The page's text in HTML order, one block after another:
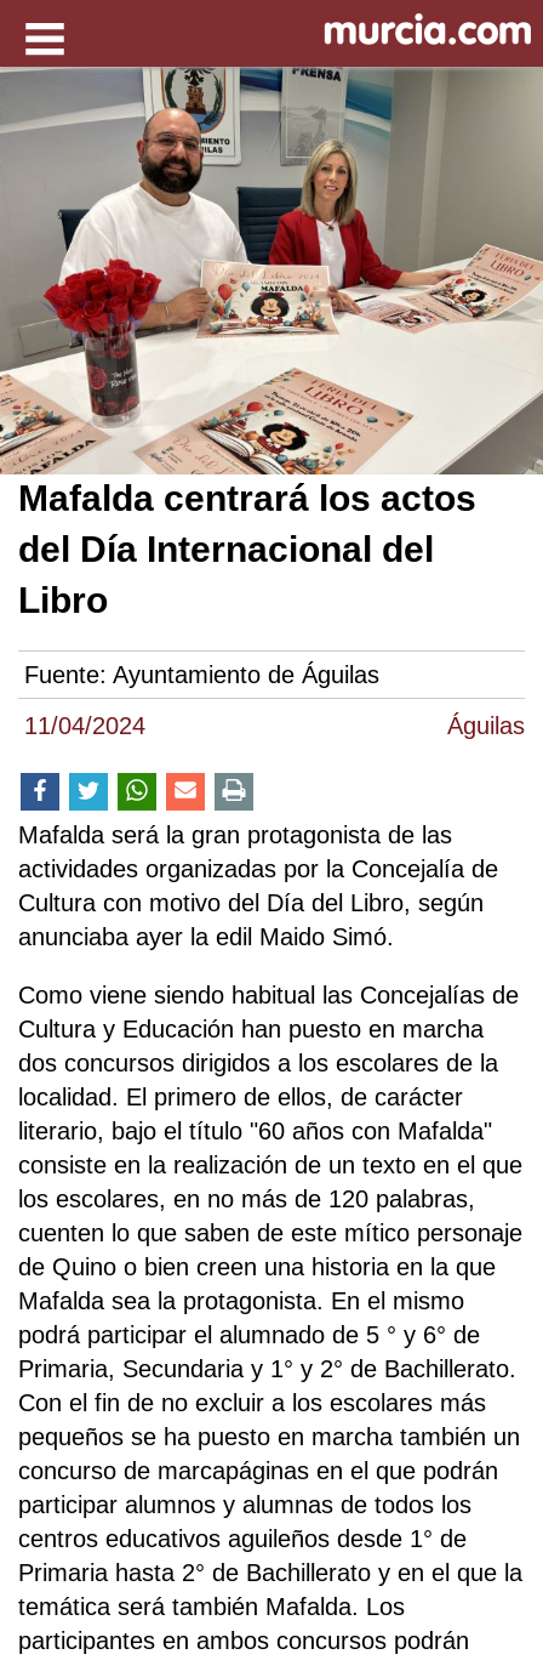
11/04/2024 Águilas
Mafalda centrará los actos
del Día Internacional del
Libro
Fuente: Ayuntamiento de Águilas
Mafalda será la gran protagonista de las
actividades organizadas por la Concejalía de
Cultura con motivo del Día del Libro, según
anunciaba ayer la edil Maido Simó.
Como viene siendo habitual las Concejalías de
Cultura y Educación han puesto en marcha
dos concursos dirigidos a los escolares de la
localidad. El primero de ellos, de carácter
literario, bajo el título "60 años con Mafalda"
consiste en la realización de un texto en el que
los escolares, en no más de 120 palabras,
cuenten lo que saben de este mítico personaje
de Quino o bien creen una historia en la que
Mafalda sea la protagonista. En el mismo
podrá participar el alumnado de 5 ° y 6° de
Primaria, Secundaria y 1° y 2° de Bachillerato.
Con el fin de no excluir a los escolares más
pequeños se ha puesto en marcha también un
concurso de marcapáginas en el que podrán
participar alumnos y alumnas de todos los
centros educativos aguileños desde 1° de
Primaria hasta 2° de Bachillerato y en el que la
temática será también Mafalda. Los
participantes en ambos concursos podrán